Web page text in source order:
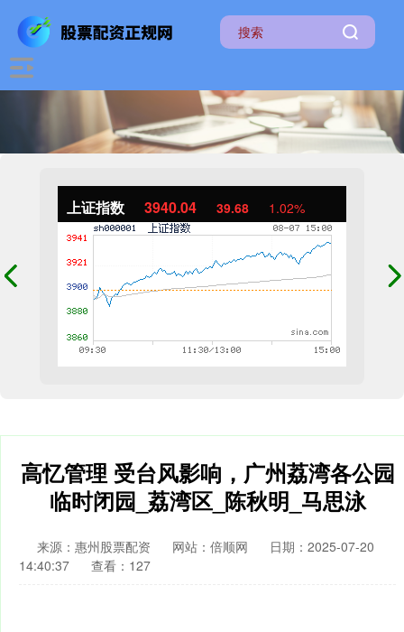
上证指数 3940.04 39.68 1.02%
高忆管理 受台风影响，广州荔湾各公园
临时闭园_荔湾区_陈秋明_马思泳
来源：惠州股票配资 网站：倍顺网
日期：2025-07-20
14:40:37
查看：127